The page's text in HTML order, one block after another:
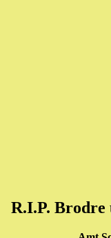
R.I.P. Brodre